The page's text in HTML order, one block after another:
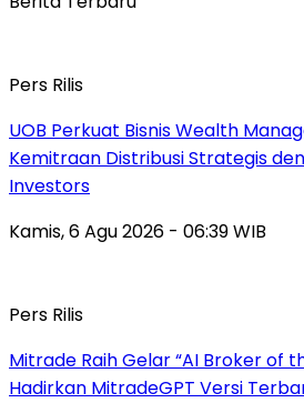
Pers Rilis
UOB Perkuat Bisnis Wealth
Kemitraan Distribusi Strategis
Investors
Kamis, 6 Agu 2026 - 06:39 WIB
Pers Rilis
Mitrade Raih Gelar “AI Broker of
Hadirkan MitradeGPT Versi